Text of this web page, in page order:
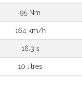
95 Nm
164 km/h
16.3 s
10 litres